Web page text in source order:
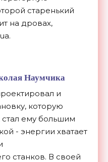
старенький
на дровах,
Наумчика
и
которую
ему большим
- энергии хватает
станков. В своей